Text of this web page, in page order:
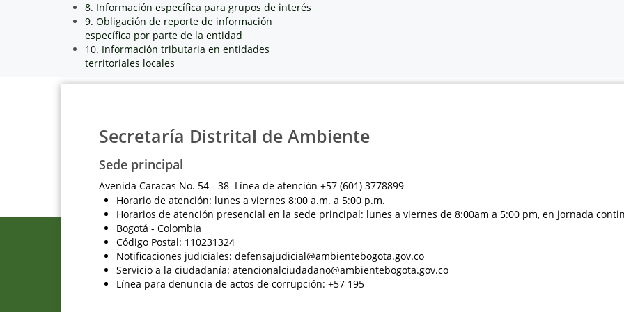
8. Información específica para grupos de interés
9. Obligación de reporte de información
específica por parte de la entidad
10. Información tributaria en entidades
territoriales locales
Secretaría Distrital de Ambiente
Sede principal
Avenida Caracas No. 54 - 38 Línea de atención +57 (601) 3778899
Horario de atención: lunes a viernes 8:00 a.m. a 5:00 p.m.
Horarios de atención presencial en la sede principal: lunes a viernes de 8:00am a 5:00 pm, en jornada
Bogotá - Colombia
Código Postal: 110231324
Notificaciones judiciales: defensajudicial@ambientebogota.gov.co
Servicio a la ciudadanía: atencionalciudadano@ambientebogota.gov.co
Línea para denuncia de actos de corrupción: +57 195